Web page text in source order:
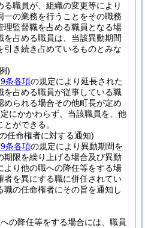
職員が、組織の変更等により
一の業務を行うことをその職務
理監督職を占める職員となる場
占める職員は、当該異動期間
引き続き占めているものとみな
)
条各項の規定により延長された
を占める職員が従事している職
められる場合その他町長が定め
にかかわらず、当該職員を、他
ができる。
任命権者に対する通知)
条各項の規定により異動期間を
期限を繰り上げる場合及び異動
より他の職への降任等をする場
者を異にする職に併任されてい
職の任命権者にその旨を通知し
の降任等をする場合には、職員